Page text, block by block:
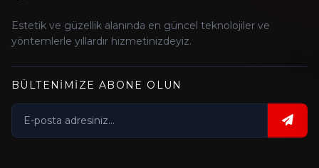
Estetik ve güzellik alanında en güncel teknolojiler ve
yöntemlerle yıllardır hizmetinizdeyiz.
BÜLTENİMİZE ABONE OLUN